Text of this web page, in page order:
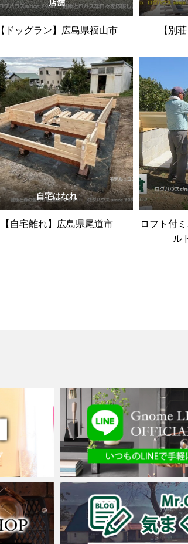
店舗
【ドッグラン】広島県福山市 【別
自宅はなれ
【自宅離れ】広島県尾道市
ロフト付
ル